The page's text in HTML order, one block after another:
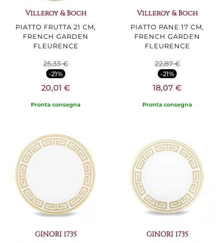
Villeroy & Boch
PIATTO FRUTTA 21 CM,
FRENCH GARDEN
FLEURENCE
25,33 €
-21%
20,01 €
Pronta consegna
Villeroy & Boch
PIATTO PANE 17 CM,
FRENCH GARDEN
FLEURENCE
22,87 €
-21%
18,07 €
Pronta consegna
GINORI 1735 GINORI 1735